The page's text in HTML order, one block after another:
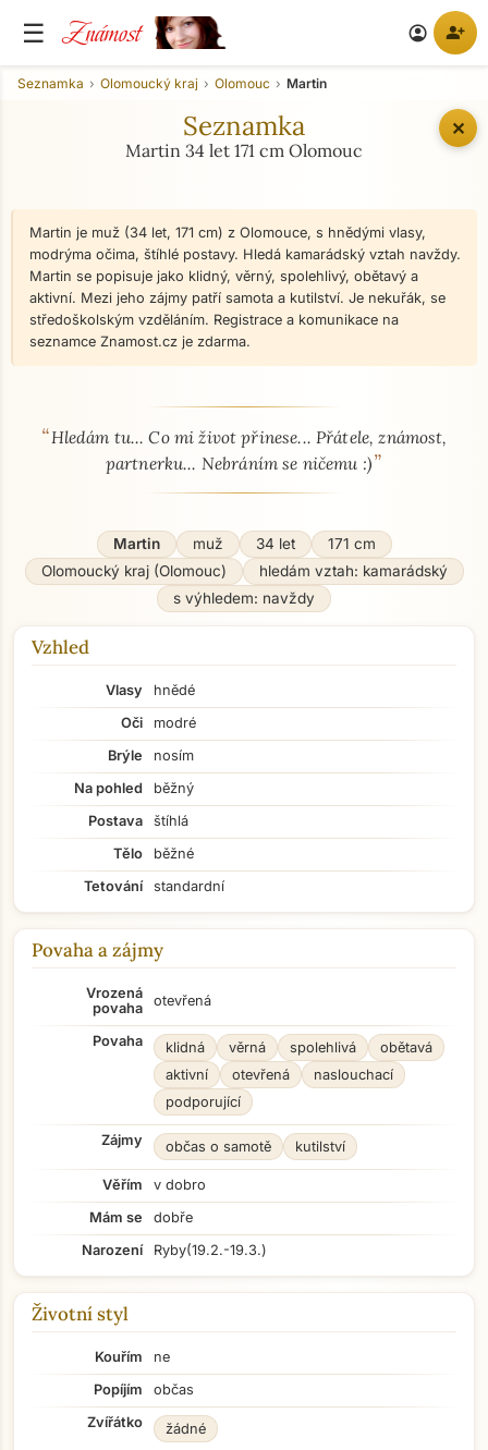
☰ Známost account_circle person_add
✕
Seznamka Olomoucký kraj Olomouc Martin
Seznamka
Martin 34 let 171 cm Olomouc
Martin je muž (34 let, 171 cm) z Olomouce, s hnědými vlasy,
modrýma očima, štíhlé postavy. Hledá kamarádský vztah navždy.
Martin se popisuje jako klidný, věrný, spolehlivý, obětavý a
aktivní. Mezi jeho zájmy patří samota a kutilství. Je nekuřák, se
středoškolským vzděláním. Registrace a komunikace na
seznamce Znamost.cz je zdarma.
O mně - seznamka profil
“Hledám tu... Co mi život přinese... Přátele, známost,
partnerku... Nebráním se ničemu :)”
Martin muž 34 let
171 cm
Olomoucký kraj (Olomouc)
hledám vztah: kamarádský
s výhledem: navždy
Vzhled
Vlasy
hnědé
Oči
modré
Brýle
nosím
Na pohled
běžný
Postava
štíhlá
Tělo
běžné
Tetování
standardní
Povaha a zájmy
Vrozená
povaha
otevřená
Povaha klidná věrná spolehlivá
obětavá
aktivní
otevřená
naslouchací
podporující
Zájmy občas o samotě kutilství
Věřím
v dobro
Mám se
dobře
Narození
Ryby(19.2.-19.3.)
Životní styl
Kouřím
ne
Popíjím
občas
Zvířátko
žádné